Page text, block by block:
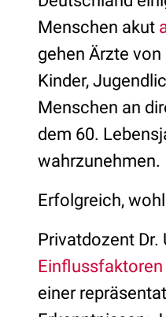
Menschen akut
gehen Ärzte
Kinder,
Menschen an
dem 60.
wahrzunehmen.
Erfolgreich,
Privatdozent Dr.
Einflussfaktoren
einer